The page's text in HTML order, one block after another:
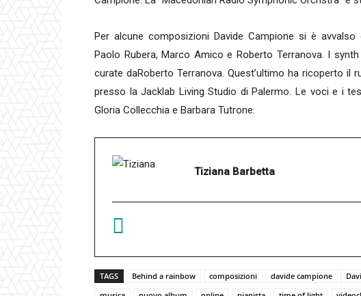
Per alcune composizioni Davide Campione si è
Paolo Rubera, Marco Amico e Roberto Terranova. I
curate daRoberto Terranova. Quest’ultimo ha ricoperto
presso la Jacklab Living Studio di Palermo. Le voci e i
Gloria Collecchia e Barbara Tutrone.
Tiziana Barbetta
TAGS Behind a rainbow composizioni davide campione